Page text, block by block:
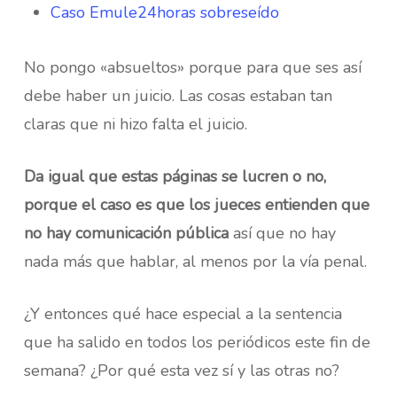
Caso Emule24horas sobreseído
No pongo «absueltos» porque para que ses así
debe haber un juicio. Las cosas estaban tan
claras que ni hizo falta el juicio.
Da igual que estas páginas se lucren o no,
porque el caso es que los jueces entienden que
no hay comunicación públicaasí que no hay
nada más que hablar, al menos por la vía penal.
¿Y entonces qué hace especial a la sentencia
que ha salido en todos los periódicos este fin de
semana? ¿Por qué esta vez sí y las otras no?